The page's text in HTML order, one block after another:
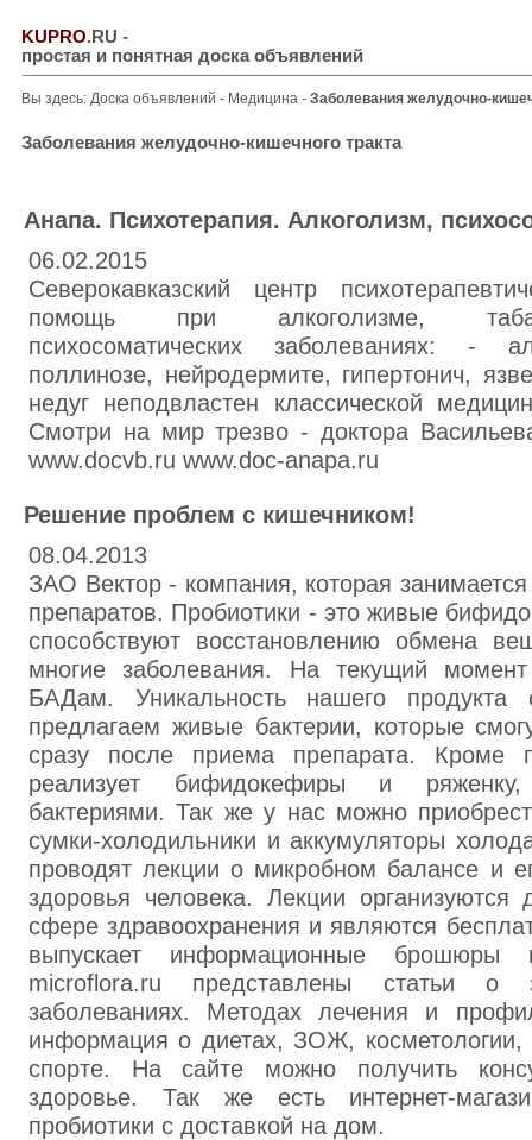
KUPRO.RU -
простая и понятная доска объявлений
Вы здесь: Доска объявлений - Медицина - Заболевания желудочно-
Заболевания желудочно-кишечного тракта
Анапа. Психотерапия. Алкоголизм,
06.02.2015
Северокавказский центр
помощь при алкоголизме,
психосоматических заболеваниях: -
поллинозе, нейродермите, гипертонич,
недуг неподвластен классической
Смотри на мир трезво - доктора
www.docvb.ru www.doc-anapa.ru
Решение проблем с кишечником!
08.04.2013
ЗАО Вектор - компания, которая
препаратов. Пробиотики - это живые
способствуют восстановлению обмена
многие заболевания. На текущий момент
БАДам. Уникальность нашего
предлагаем живые бактерии, которые
сразу после приема препарата. Кроме
реализует бифидокефиры и
бактериями. Так же у нас можно
сумки-холодильники и аккумуляторы
проводят лекции о микробном балансе и
здоровья человека. Лекции
сфере здравоохранения и являются
выпускает информационные
microflora.ru представлены статьи о
заболеваниях. Методах лечения и
информация о диетах, ЗОЖ, косметологии,
спорте. На сайте можно получить
здоровье. Так же есть интернет-
пробиотики с доставкой на дом.